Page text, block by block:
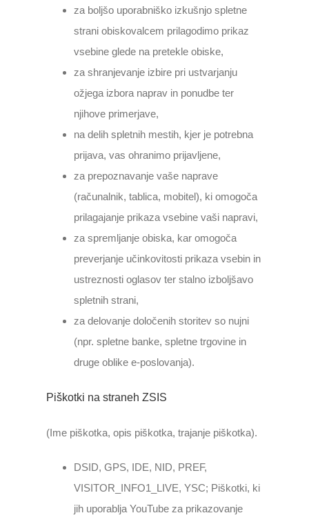
za boljšo uporabniško izkušnjo spletne
strani obiskovalcem prilagodimo prikaz
vsebine glede na pretekle obiske,
za shranjevanje izbire pri ustvarjanju
ožjega izbora naprav in ponudbe ter
njihove primerjave,
na delih spletnih mestih, kjer je potrebna
prijava, vas ohranimo prijavljene,
za prepoznavanje vaše naprave
(računalnik, tablica, mobitel), ki omogoča
prilagajanje prikaza vsebine vaši napravi,
za spremljanje obiska, kar omogoča
preverjanje učinkovitosti prikaza vsebin in
ustreznosti oglasov ter stalno izboljšavo
spletnih strani,
za delovanje določenih storitev so nujni
(npr. spletne banke, spletne trgovine in
druge oblike e-poslovanja).
Piškotki na straneh ZSIS
(Ime piškotka, opis piškotka, trajanje piškotka).
DSID, GPS, IDE, NID, PREF,
VISITOR_INFO1_LIVE, YSC; Piškotki, ki
jih uporablja YouTube za prikazovanje